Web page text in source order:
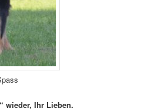
wieder, Ihr Lieben.